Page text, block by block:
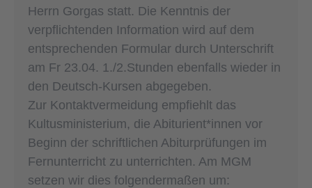
Herrn Gorgas statt. Die Kenntnis der
verpflichtenden Information wird auf dem
entsprechenden Formular durch Unterschrift
am Fr 23.04. 1./2.Stunden ebenfalls wieder in
den Deutsch-Kursen abgegeben.
Zur Kontaktvermeidung empfiehlt das
Kultusministerium, die Abiturient*innen vor
Beginn der schriftlichen Abiturprüfungen im
Fernunterricht zu unterrichten. Am MGM
setzen wir dies folgendermaßen um: